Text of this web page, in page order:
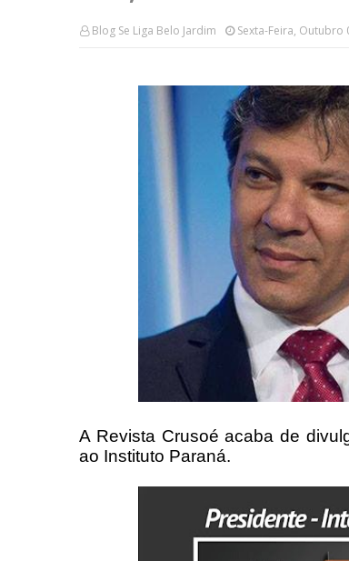
Blog Se Liga Belo Jardim Sexta-Feira, Outubro
A Revista Crusoé acaba de
ao Instituto Paraná.